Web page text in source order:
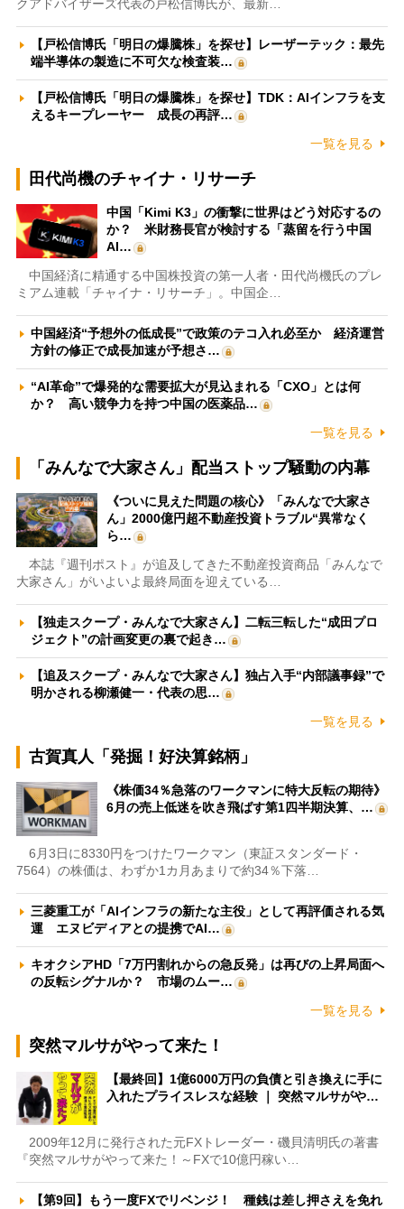
クアドバイザーズ代表の戸松信博氏が、最新…
【戸松信博氏「明日の爆騰株」を探せ】レーザーテック：最先
端半導体の製造に不可欠な検査装…
【戸松信博氏「明日の爆騰株」を探せ】TDK：AIインフラを支
えるキープレーヤー 成長の再評…
一覧を見る
田代尚機のチャイナ・リサーチ
中国「Kimi K3」の衝撃に世界はどう対応するの
か？ 米財務長官が検討する「蒸留を行う中国
AI…
中国経済に精通する中国株投資の第一人者・田代尚機氏のプレ
ミアム連載「チャイナ・リサーチ」。中国企…
中国経済“予想外の低成長”で政策のテコ入れ必至か 経済運営
方針の修正で成長加速が予想さ…
“AI革命”で爆発的な需要拡大が見込まれる「CXO」とは何
か？ 高い競争力を持つ中国の医薬品…
一覧を見る
「みんなで大家さん」配当ストップ騒動の内幕
《ついに見えた問題の核心》「みんなで大家さ
ん」2000億円超不動産投資トラブル“異常なく
ら…
本誌『週刊ポスト』が追及してきた不動産投資商品「みんなで
大家さん」がいよいよ最終局面を迎えている…
【独走スクープ・みんなで大家さん】二転三転した“成田プロ
ジェクト”の計画変更の裏で起き…
【追及スクープ・みんなで大家さん】独占入手“内部議事録”で
明かされる柳瀬健一・代表の思…
一覧を見る
古賀真人「発掘！好決算銘柄」
《株価34％急落のワークマンに特大反転の期待》
6月の売上低迷を吹き飛ばす第1四半期決算、…
6月3日に8330円をつけたワークマン（東証スタンダード・
7564）の株価は、わずか1カ月あまりで約34％下落…
三菱重工が「AIインフラの新たな主役」として再評価される気
運 エヌビディアとの提携でAI…
キオクシアHD「7万円割れからの急反発」は再びの上昇局面へ
の反転シグナルか？ 市場のムー…
一覧を見る
突然マルサがやって来た！
【最終回】1億6000万円の負債と引き換えに手に
入れたプライスレスな経験 ｜ 突然マルサがや…
2009年12月に発行された元FXトレーダー・磯貝清明氏の著書
『突然マルサがやって来た！～FXで10億円稼い…
【第9回】もう一度FXでリベンジ！ 種銭は差し押さえを免れ